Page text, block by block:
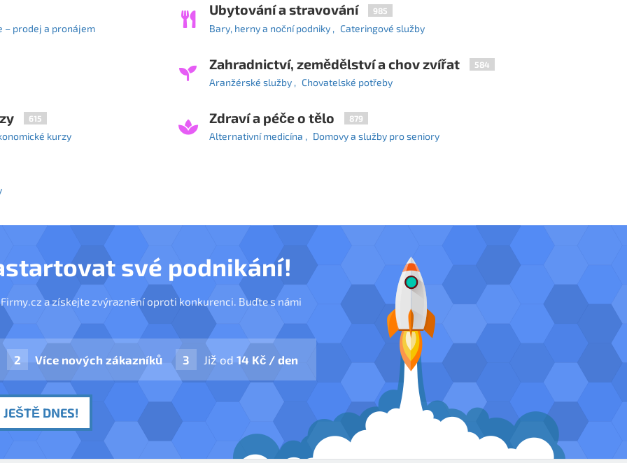
– prodej a pronájem
615
kurzy
Ubytování a stravování 985
Bary, herny a noční podniky Cateringové služby
Zahradnictví, zemědělství a chov zvířat 584
Aranžérské služby Chovatelské potřeby
Zdraví a péče o tělo 879
Alternativní medicína Domovy a služby pro seniory
své podnikání!
a získejte zvýraznění oproti konkurenci. Buďte s námi
Více nových zákazníků Již od 14 Kč / den
DNES!